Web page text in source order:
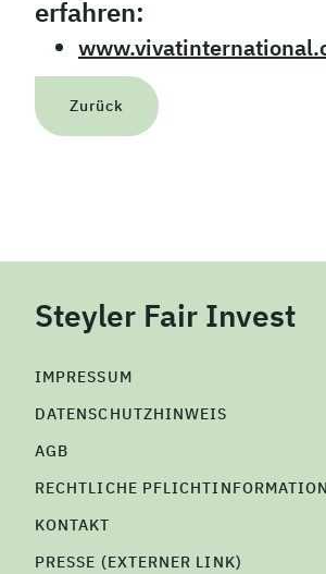
erfahren:
Zurück
Steyler Fair Invest
IMPRESSUM
DATENSCHUTZHINWEIS
AGB
RECHTLICHE
KONTAKT
PRESSE (EXTERNER LINK)